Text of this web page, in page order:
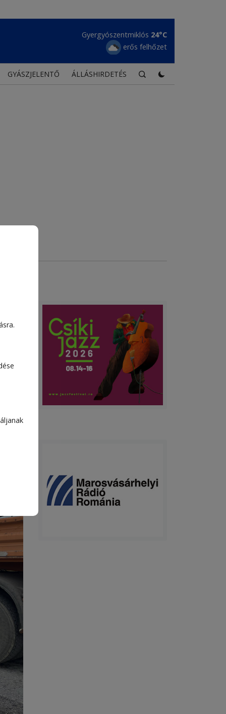
Gyergyószentmiklós 24°C
erős felhőzet
GYÁSZJELENTŐ ÁLLÁSHIRDETÉS